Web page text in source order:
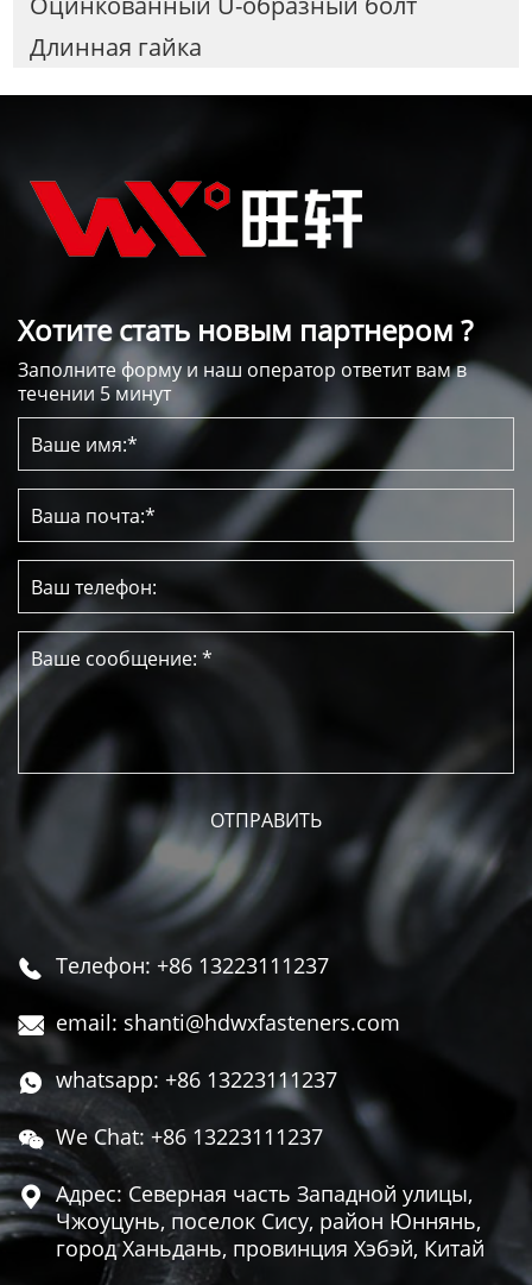
Длинная гайка
Хотите стать новым партнером ?
Заполните форму и наш оператор ответит вам в
течении 5 минут
 Телефон: +86 13223111237
 email: shanti@hdwxfasteners.com
 whatsapp: +86 13223111237
 We Chat: +86 13223111237
 Адрес: Северная часть Западной улицы,
Чжоуцунь, поселок Сису, район Юннянь,
город Ханьдань, провинция Хэбэй, Китай